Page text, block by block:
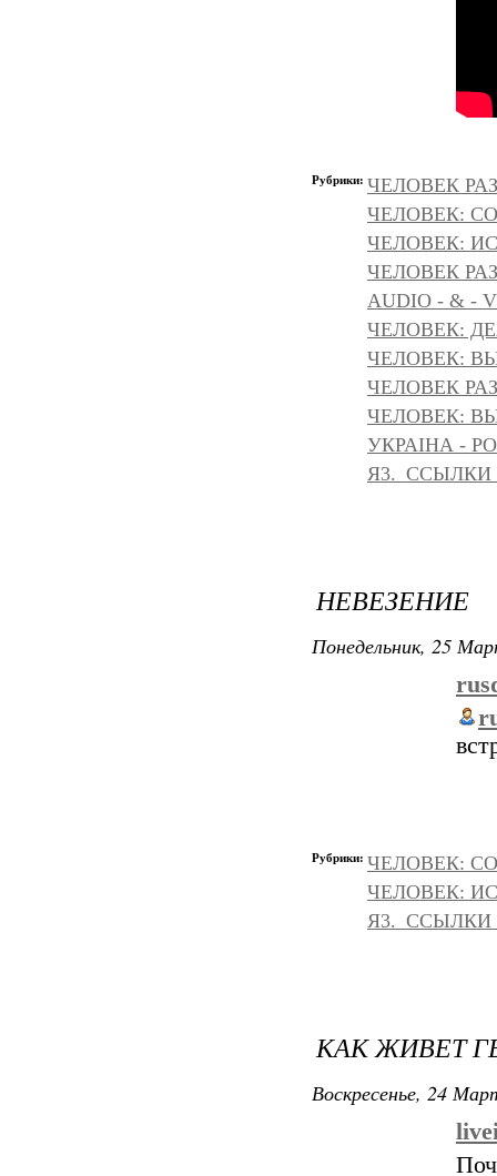
Рубрики: ЧЕЛОВЕК
ЧЕЛОВЕК:
ЧЕЛОВЕК:
ЧЕЛОВЕК
AUDIO - & -
ЧЕЛОВЕК:
ЧЕЛОВЕК:
ЧЕЛОВЕК
ЧЕЛОВЕК:
УКРАІНА -
НЕВЕЗЕНИЕ
Понедельник, 25
Рубрики: ЧЕЛОВЕК:
ЧЕЛОВЕК:
КАК ЖИВЕТ
Воскресенье, 24